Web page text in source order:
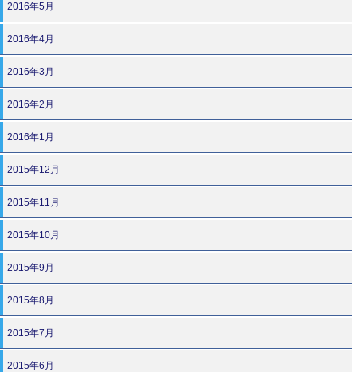
2016年5月
2016年4月
2016年3月
2016年2月
2016年1月
2015年12月
2015年11月
2015年10月
2015年9月
2015年8月
2015年7月
2015年6月